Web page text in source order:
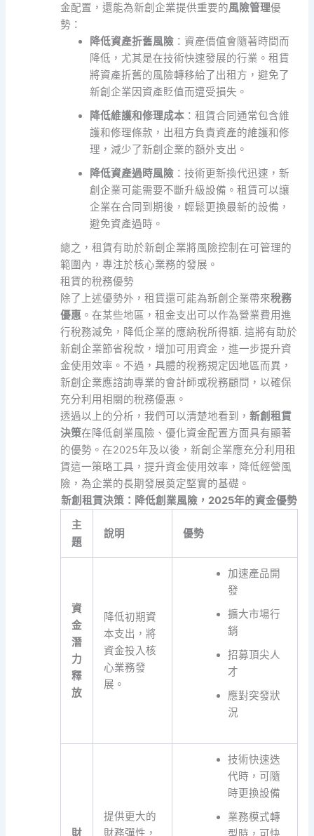
金配置，還能為新創企業提供重要的風險管理優
勢：
降低資產折舊風險 ：資產價值會隨著時間而
降低，尤其是在技術快速發展的行業。租賃
將資產折舊的風險轉移給了出租方，避免了
新創企業因資產貶值而遭受損失。
降低維護和修理成本 ：租賃合同通常包含維
護和修理條款，出租方負責資產的維護和修
理，減少了新創企業的額外支出。
降低資產過時風險 ：技術更新換代迅速，新
創企業可能需要不斷升級設備。租賃可以讓
企業在合同到期後，輕鬆更換最新的設備，
避免資產過時。
總之，租賃有助於新創企業將風險控制在可管理的
範圍內，專注於核心業務的發展。
租賃的稅務優勢
除了上述優勢外，租賃還可能為新創企業帶來稅務
優惠 。在某些地區，租金支出可以作為營業費用進
行稅務減免，降低企業的應納稅所得額. 這將有助於
新創企業節省稅款，增加可用資金，進一步提升資
金使用效率。不過，具體的稅務規定因地區而異，
新創企業應諮詢專業的會計師或稅務顧問，以確保
充分利用相關的稅務優惠。
透過以上的分析，我們可以清楚地看到，新創租賃
決策在降低創業風險、優化資金配置方面具有顯著
的優勢。在2025年及以後，新創企業應充分利用租
賃這一策略工具，提升資金使用效率，降低經營風
險，為企業的長期發展奠定堅實的基礎。
新創租賃決策：降低創業風險，2025年的資金優勢
主
題
說明 優勢
資
金
潛
力
釋
放
降低初期資
本支出，將
資金投入核
心業務發
展。
加速產品開
發
擴大市場行
銷
招募頂尖人
才
應對突發狀
況
財
提供更大的
財務彈性，
技術快速迭
代時，可隨
時更換設備
業務模式轉